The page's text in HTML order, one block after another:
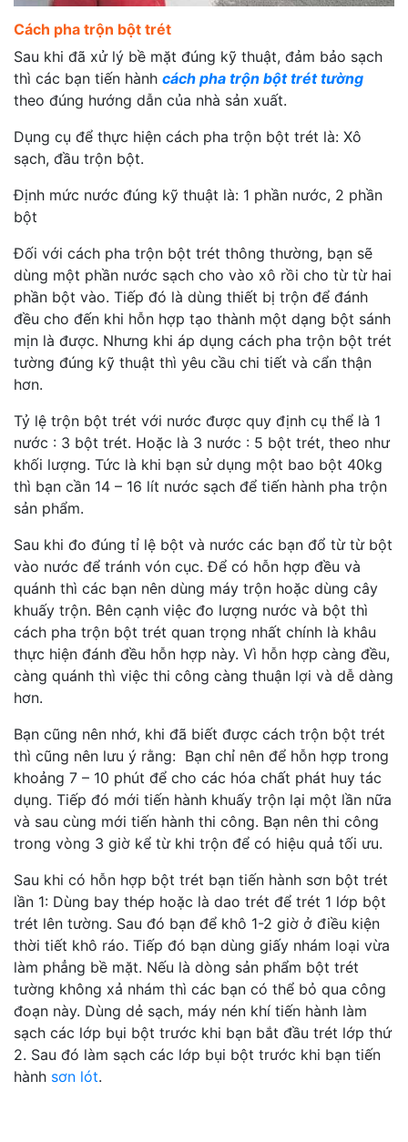
Cách pha trộn bột trét
Sau khi đã xử lý bề mặt đúng kỹ thuật, đảm bảo sạch
thì các bạn tiến hành cách pha trộn bột trét tường
theo đúng hướng dẫn của nhà sản xuất.
Dụng cụ để thực hiện cách pha trộn bột trét là: Xô
sạch, đầu trộn bột.
Định mức nước đúng kỹ thuật là: 1 phần nước, 2 phần
bột
Đối với cách pha trộn bột trét thông thường, bạn sẽ
dùng một phần nước sạch cho vào xô rồi cho từ từ hai
phần bột vào. Tiếp đó là dùng thiết bị trộn để đánh
đều cho đến khi hỗn hợp tạo thành một dạng bột sánh
mịn là được. Nhưng khi áp dụng cách pha trộn bột trét
tường đúng kỹ thuật thì yêu cầu chi tiết và cẩn thận
hơn.
Tỷ lệ trộn bột trét với nước được quy định cụ thể là 1
nước : 3 bột trét. Hoặc là 3 nước : 5 bột trét, theo như
khối lượng. Tức là khi bạn sử dụng một bao bột 40kg
thì bạn cần 14 – 16 lít nước sạch để tiến hành pha trộn
sản phẩm.
Sau khi đo đúng tỉ lệ bột và nước các bạn đổ từ từ bột
vào nước để tránh vón cục. Để có hỗn hợp đều và
quánh thì các bạn nên dùng máy trộn hoặc dùng cây
khuấy trộn. Bên cạnh việc đo lượng nước và bột thì
cách pha trộn bột trét quan trọng nhất chính là khâu
thực hiện đánh đều hỗn hợp này. Vì hỗn hợp càng đều,
càng quánh thì việc thi công càng thuận lợi và dễ dàng
hơn.
Bạn cũng nên nhớ, khi đã biết được cách trộn bột trét
thì cũng nên lưu ý rằng: Bạn chỉ nên để hỗn hợp trong
khoảng 7 – 10 phút để cho các hóa chất phát huy tác
dụng. Tiếp đó mới tiến hành khuấy trộn lại một lần nữa
và sau cùng mới tiến hành thi công. Bạn nên thi công
trong vòng 3 giờ kể từ khi trộn để có hiệu quả tối ưu.
Sau khi có hỗn hợp bột trét bạn tiến hành sơn bột trét
lần 1: Dùng bay thép hoặc là dao trét để trét 1 lớp bột
trét lên tường. Sau đó bạn để khô 1-2 giờ ở điều kiện
thời tiết khô ráo. Tiếp đó bạn dùng giấy nhám loại vừa
làm phẳng bề mặt. Nếu là dòng sản phẩm bột trét
tường không xả nhám thì các bạn có thể bỏ qua công
đoạn này. Dùng dẻ sạch, máy nén khí tiến hành làm
sạch các lớp bụi bột trước khi bạn bắt đầu trét lớp thứ
2. Sau đó làm sạch các lớp bụi bột trước khi bạn tiến
hành sơn lót.